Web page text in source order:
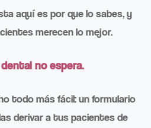
aquí es por que lo sabes, y
merecen lo mejor.
no espera.
todo más fácil: un formulario
derivar a tus pacientes de